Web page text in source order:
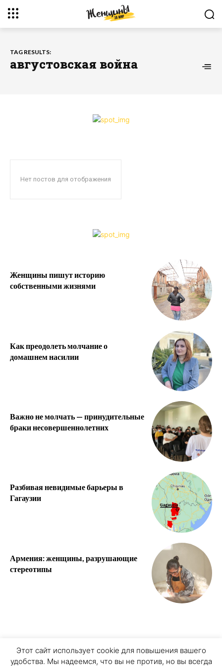
TAG RESULTS:
августовская война
Нет постов для отображения
Женщины пишут историю
собственными жизнями
Как преодолеть молчание о
домашнем насилии
Важно не молчать — принудительные
браки несовершеннолетних
Разбивая невидимые барьеры в
Гагаузии
Армения: женщины, разрушающие
стереотипы
Этот сайт использует cookie для повышения вашего
удобства. Мы надеемся, что вы не против, но вы всегда